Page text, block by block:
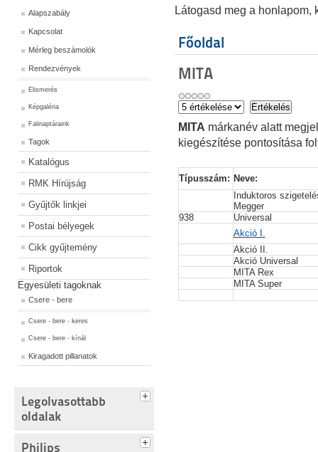
Alapszabály
Kapcsolat
Mérleg beszámolók
Rendezvények
Elismerés
Képgaléria
Falinaptáraink
Tagok
Katalógus
RMK Hírújság
Gyűjtők linkjei
Postai bélyegek
Cikk gyűjtemény
Riportok
Egyesületi tagoknak
Csere - bere
Csere - bere - keres
Csere - bere - kínál
Kiragadott pillanatok
Legolvasottabb
oldalak
Philips
Látogasd meg a honlapom,
Főoldal
MITA
MITA márkanév alatt
kiegészítése pontosítása
Típusszám: Neve:
Induktoros
Megger
938
Universal
Akció I.
Akció II.
Akció Universal
MITA Rex
MITA Super